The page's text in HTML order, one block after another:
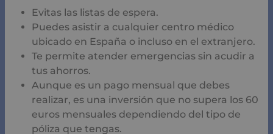
tales como: tratamientos, exámenes médicos,
medicamentos, entre otros.
Tienes la disponibilidad de un seguro dental.
Las mujeres pueden contar con el test prenatal.
En caso de ser necesario una hospitalización
tendrías una habitación individual.
Estos son algunos de los beneficios de contar con un
seguro privado, sin embargo, según el contrato de póliza